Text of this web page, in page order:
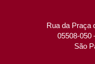
Rua da Praça
05508-050
São